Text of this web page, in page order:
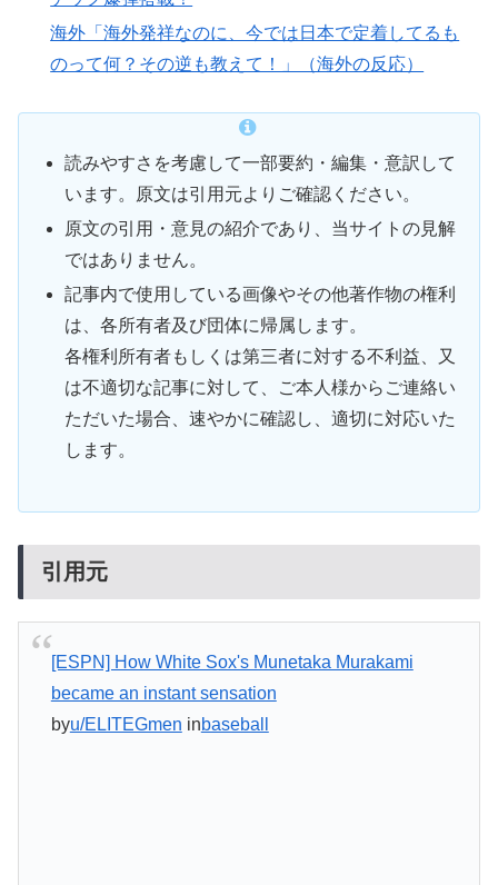
海外「海外発祥なのに、今では日本で定着してるも
のって何？その逆も教えて！」（海外の反応）
読みやすさを考慮して一部要約・編集・意訳して
います。原文は引用元よりご確認ください。
原文の引用・意見の紹介であり、当サイトの見解
ではありません。
記事内で使用している画像やその他著作物の権利
は、各所有者及び団体に帰属します。
各権利所有者もしくは第三者に対する不利益、又
は不適切な記事に対して、ご本人様からご連絡い
ただいた場合、速やかに確認し、適切に対応いた
します。
引用元
[ESPN] How White Sox's Munetaka Murakami
became an instant sensation
byu/ELITEGmen inbaseball